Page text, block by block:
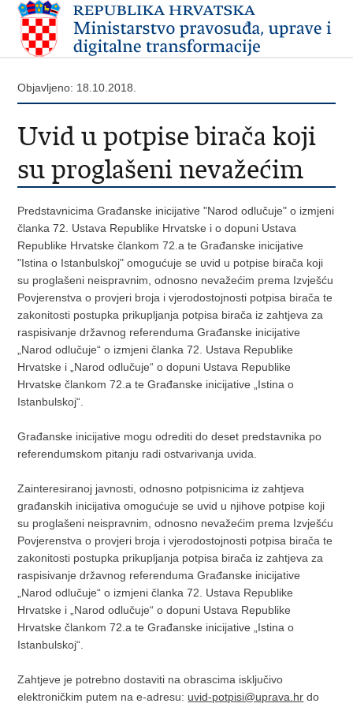
Objavljeno: 18.10.2018.
Uvid u potpise birača koji
su proglašeni nevažećim
Predstavnicima Građanske inicijative "Narod odlučuje" o izmjeni
članka 72. Ustava Republike Hrvatske i o dopuni Ustava
Republike Hrvatske člankom 72.a te Građanske inicijative
"Istina o Istanbulskoj" omogućuje se uvid u potpise birača koji
su proglašeni neispravnim, odnosno nevažećim prema Izvješću
Povjerenstva o provjeri broja i vjerodostojnosti potpisa birača te
zakonitosti postupka prikupljanja potpisa birača iz zahtjeva za
raspisivanje državnog referenduma Građanske inicijative
„Narod odlučuje“ o izmjeni članka 72. Ustava Republike
Hrvatske i „Narod odlučuje“ o dopuni Ustava Republike
Hrvatske člankom 72.a te Građanske inicijative „Istina o
Istanbulskoj“.
Građanske inicijative mogu odrediti do deset predstavnika po
referendumskom pitanju radi ostvarivanja uvida.
Zainteresiranoj javnosti, odnosno potpisnicima iz zahtjeva
građanskih inicijativa omogućuje se uvid u njihove potpise koji
su proglašeni neispravnim, odnosno nevažećim prema Izvješću
Povjerenstva o provjeri broja i vjerodostojnosti potpisa birača te
zakonitosti postupka prikupljanja potpisa birača iz zahtjeva za
raspisivanje državnog referenduma Građanske inicijative
„Narod odlučuje“ o izmjeni članka 72. Ustava Republike
Hrvatske i „Narod odlučuje“ o dopuni Ustava Republike
Hrvatske člankom 72.a te Građanske inicijative „Istina o
Istanbulskoj“.
Zahtjeve je potrebno dostaviti na obrascima isključivo
elektroničkim putem na e-adresu: uvid-potpisi@uprava.hr do